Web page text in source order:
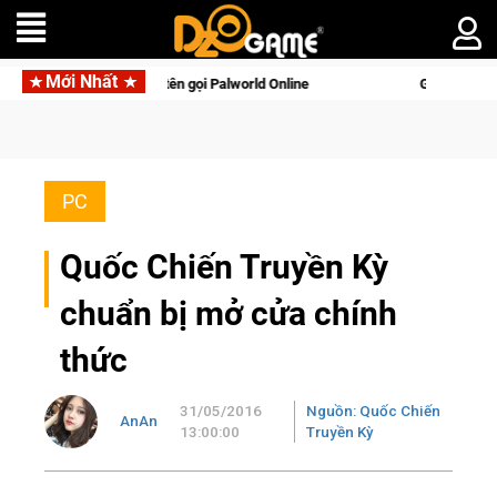
Mới Nhất
với tên gọi Palworld Online Gia Nhập Closed Beta Norse
PC
Quốc Chiến Truyền Kỳ
chuẩn bị mở cửa chính
thức
AnAn
31/05/2016
13:00:00
Nguồn: Quốc Chiến
Truyền Kỳ